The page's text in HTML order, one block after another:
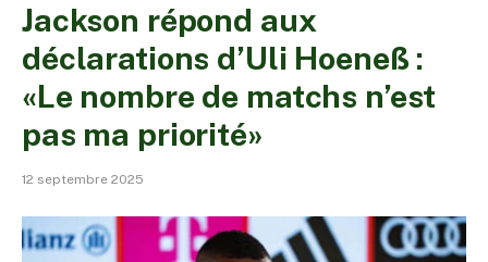
Jackson répond aux
déclarations d’Uli Hoeneß :
«Le nombre de matchs n’est
pas ma priorité»
12 septembre 2025